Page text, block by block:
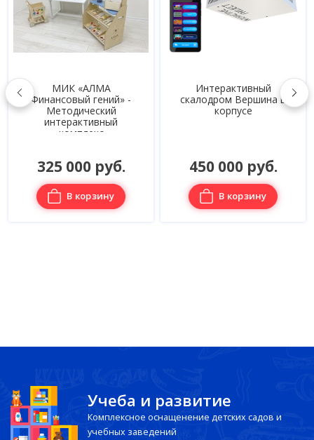
МИК «АЛМА
Финансовый гений» -
Методический
интерактивный
комплекс
325 000 руб.
В корзину
Интерактивный
скалодром Вершина в
корпусе
450 000 руб.
В корзину
Учеба и развитие
Комплексное оснащенение детских садов и
учебных заведений